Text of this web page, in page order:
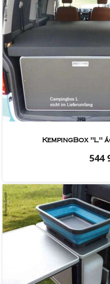
KempingBox "L"
544